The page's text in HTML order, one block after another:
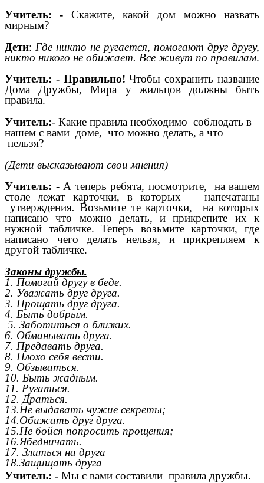
Учитель: - Скажите, какой дом можно назвать
мирным?
Дети: Где никто не ругается, помогают друг другу,
никто никого не обижает. Все живут по правилам.
Учитель: - Правильно!Чтобы сохранить название
Дома Дружбы, Мира у жильцов должны быть
правила.
Учитель:- Какие правила необходимо соблюдать в
нашем с вами доме, что можно делать, а что
нельзя?
(Дети высказывают свои мнения)
Учитель: - А теперь ребята, посмотрите, на вашем
столе лежат карточки, в которых
напечатаны
утверждения. Возьмите те карточки, на которых
написано что можно делать, и прикрепите их к
нужной табличке. Теперь возьмите карточки, где
написано чего делать нельзя, и прикрепляем к
другой табличке.
Законы дружбы.
1. Помогай другу в беде.
2. Уважать друг друга.
3. Прощать друг друга.
4. Быть добрым.
5. Заботиться о близких.
6. Обманывать друга.
7. Предавать друга.
8. Плохо себя вести.
9. Обзываться.
10. Быть жадным.
11. Ругаться.
12. Драться.
13.Не выдавать чужие секреты;
14.Обижать друг друга.
15.Не бойся попросить прощения;
16.Ябедничать.
17. Злиться на друга
18.Защищать друга
Учитель: - Мы с вами составили правила дружбы.